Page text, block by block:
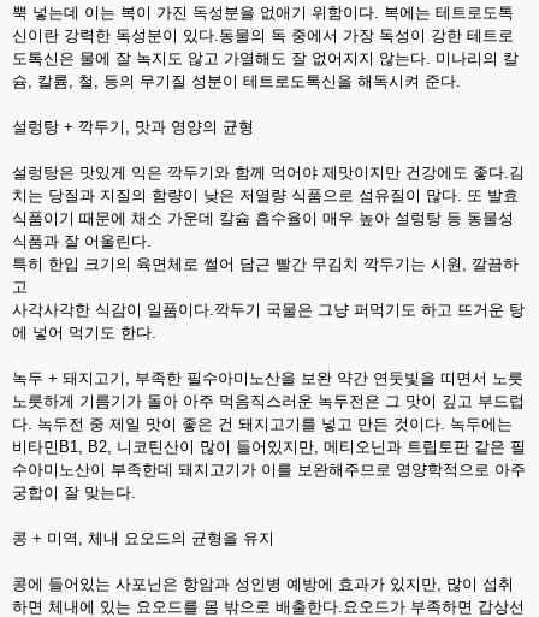
뿍 넣는데 이는 복이 가진 독성분을 없애기 위함이다. 복에는 테트로도톡
신이란 강력한 독성분이 있다.동물의 독 중에서 가장 독성이 강한 테트로
도톡신은 물에 잘 녹지도 않고 가열해도 잘 없어지지 않는다. 미나리의 칼
슘, 칼륨, 철, 등의 무기질 성분이 테트로도톡신을 해독시켜 준다.
설렁탕 + 깍두기, 맛과 영양의 균형
설렁탕은 맛있게 익은 깍두기와 함께 먹어야 제맛이지만 건강에도 좋다.김
치는 당질과 지질의 함량이 낮은 저열량 식품으로 섬유질이 많다. 또 발효
식품이기 때문에 채소 가운데 칼슘 흡수율이 매우 높아 설렁탕 등 동물성
식품과 잘 어울린다.
특히 한입 크기의 육면체로 썰어 담근 빨간 무김치 깍두기는 시원, 깔끔하
고
사각사각한 식감이 일품이다.깍두기 국물은 그냥 퍼먹기도 하고 뜨거운 탕
에 넣어 먹기도 한다.
녹두 + 돼지고기, 부족한 필수아미노산을 보완 약간 연둣빛을 띠면서 노릇
노릇하게 기름기가 돌아 아주 먹음직스러운 녹두전은 그 맛이 깊고 부드럽
다. 녹두전 중 제일 맛이 좋은 건 돼지고기를 넣고 만든 것이다. 녹두에는
비타민B1, B2, 니코틴산이 많이 들어있지만, 메티오닌과 트립토판 같은 필
수아미노산이 부족한데 돼지고기가 이를 보완해주므로 영양학적으로 아주
궁합이 잘 맞는다.
콩 + 미역, 체내 요오드의 균형을 유지
콩에 들어있는 사포닌은 항암과 성인병 예방에 효과가 있지만, 많이 섭취
하면 체내에 있는 요오드를 몸 밖으로 배출한다.요오드가 부족하면 갑상선